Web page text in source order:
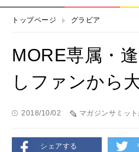
トップページ グラビア
MORE専属・
しファンから
2018/10/02 マガジンサミッ
シェアする